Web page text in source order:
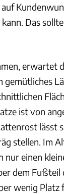
auf
Das
erwartet
gemütliches
ist von
lässt
stellen. Im
nur einen
dem Fußteil
wenig Platz